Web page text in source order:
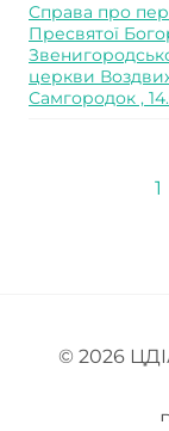
Справа про
Пресвятої
церкви
Самгородок ,
1
© 2026